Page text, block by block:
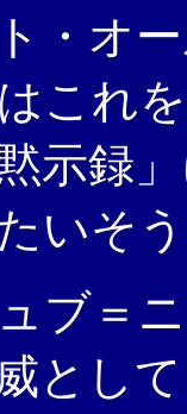
・オ
これ
示録
いそ
ブ＝
とし